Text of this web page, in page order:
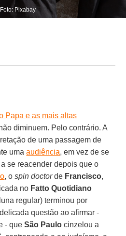
Foto: Pixabay
Papa e as mais altas
diminuem. Pelo contrário. A
de uma passagem de
umaaudiência, em vez de se
se reacender depois que o
, ospin doctorde Francisco,
no Fatto Quotidiano
regular) terminou por
questão ao afirmar -
- queSão Paulo cinzelou a